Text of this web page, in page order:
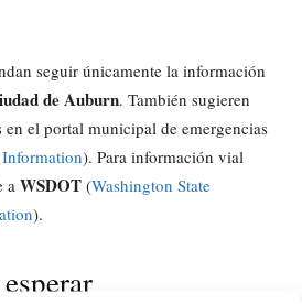
seguir únicamente la información
de Auburn. También sugieren
el portal municipal de emergencias
). Para información vial
a WSDOT (Washington State
).